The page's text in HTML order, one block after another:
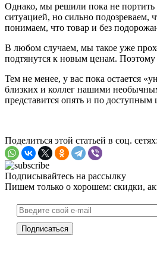
Однако, мы решили пока не
ситуацией, но сильно подозреваем,
понимаем, что товар и без
В любом случаем, мы такое уже
подтянутся к новым ценам. Поэтому
Тем не менее, у вас пока остается
близких и коллег нашими
представится опять и по доступным
Поделиться этой статьей в соц. сетях:
Подписывайтесь на рассылку
Пишем только о хорошем: скидки,